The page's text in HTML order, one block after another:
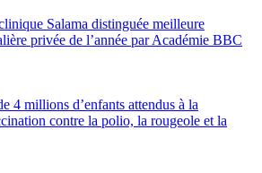
Salama distinguée meilleure
privée de l’année par Académie BBC
4 millions d’enfants attendus à la
contre la polio, la rougeole et la